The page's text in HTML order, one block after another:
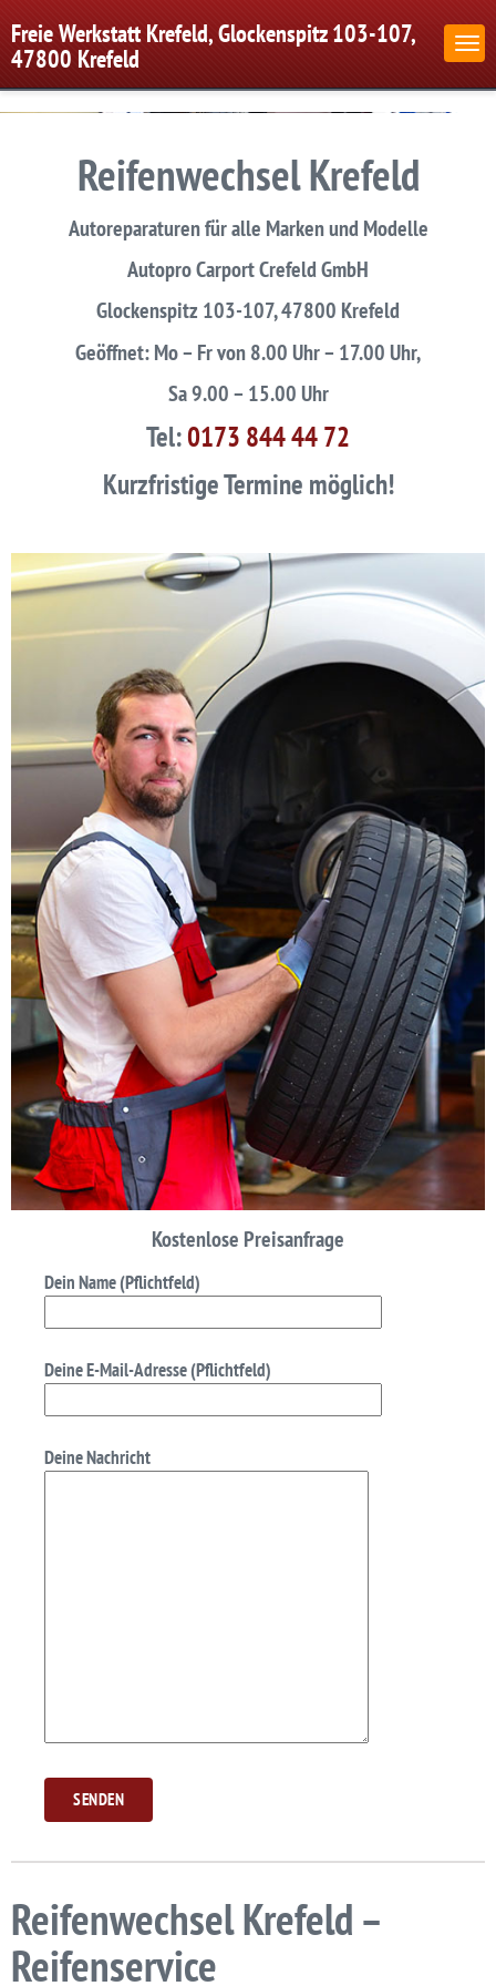
Freie Werkstatt Krefeld, Glockenspitz 103-107,
47800 Krefeld
Reifenwechsel Krefeld
Autoreparaturen für alle Marken und Modelle
Autopro Carport Crefeld GmbH
Glockenspitz 103-107, 47800 Krefeld
Geöffnet: Mo – Fr von 8.00 Uhr – 17.00 Uhr,
Sa 9.00 – 15.00 Uhr
Tel:0173 844 44 72
Kurzfristige Termine möglich!
Kostenlose Preisanfrage
Dein Name (Pflichtfeld)
Deine E-Mail-Adresse (Pflichtfeld)
Deine Nachricht
Reifenwechsel Krefeld –
Reifenservice